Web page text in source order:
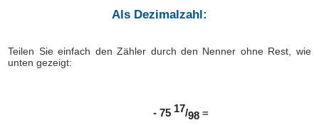
Als Dezimalzahl:
Teilen Sie einfach den Zähler durch den Nenner ohne Rest, wie
unten gezeigt:
- 75 17/98=